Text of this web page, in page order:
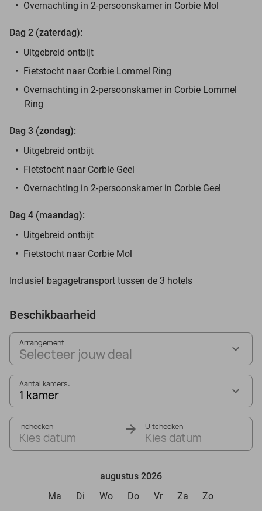
Overnachting in 2-persoonskamer in Corbie Mol
Dag 2 (zaterdag):
Uitgebreid ontbijt
Fietstocht naar Corbie Lommel Ring
Overnachting in 2-persoonskamer in Corbie Lommel
Ring
Dag 3 (zondag):
Uitgebreid ontbijt
Fietstocht naar Corbie Geel
Overnachting in 2-persoonskamer in Corbie Geel
Dag 4 (maandag):
Uitgebreid ontbijt
Fietstocht naar Corbie Mol
Inclusief bagagetransport tussen de 3 hotels
Beschikbaarheid
Arrangement
Selecteer jouw deal
Aantal kamers:
1 kamer
Inchecken
Kies datum
Uitchecken
Kies datum
augustus 2026
Ma
Di Wo Do Vr Za Zo